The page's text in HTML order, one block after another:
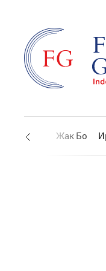
США Жак Бо